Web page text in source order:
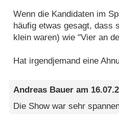
Wenn die Kandidaten im
häufig etwas gesagt, dass
klein waren) wie "Vier an
Hat irgendjemand eine
Andreas Bauer am
Die Show war sehr